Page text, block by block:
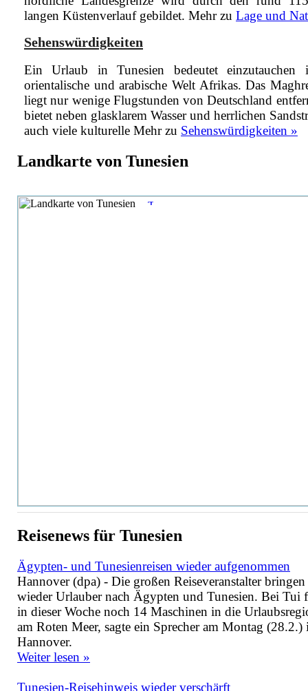
langen Küstenverlauf gebildet. Mehr zu Lage und
Sehenswürdigkeiten
Ein Urlaub in Tunesien bedeutet einzutauchen
orientalische und arabische Welt Afrikas. Das
liegt nur wenige Flugstunden von Deutschland
bietet neben glasklarem Wasser und herrlichen
auch viele kulturelle Mehr zu Sehenswürdigkeiten »
Landkarte von Tunesien
Reisenews für Tunesien
Ägypten- und Tunesienreisen wieder aufgenommen
Hannover (dpa) - Die großen Reiseveranstalter bringen
wieder Urlauber nach Ägypten und Tunesien. Bei Tui
in dieser Woche noch 14 Maschinen in die
am Roten Meer, sagte ein Sprecher am Montag (28.2.)
Hannover.
Weiter lesen »
Tunesien-Reisehinweis wieder verschärft